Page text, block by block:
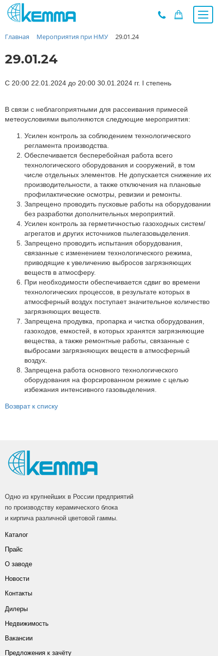
Каталог
О заводе
Новости
Дилеры
Недвижимость
Мероприятия при НМУ
Предложения к зачёту
Подбор
Вакансии
Сертификаты
Партнеры
Личный кабинет
Корзина
Избранное
Главная Мероприятия при НМУ 29.01.24
29.01.24
С 20:00 22.01.2024 до 20:00 30.01.2024 гг. I степень
В связи с неблагоприятными для рассеивания примесей
метеоусловиями выполняются следующие мероприятия:
Усилен контроль за соблюдением технологического
регламента производства.
Обеспечивается бесперебойная работа всего
технологического оборудования и сооружений, в том
числе отдельных элементов. Не допускается снижение их
производительности, а также отключения на плановые
профилактические осмотры, ревизии и ремонты.
Запрещено проводить пусковые работы на оборудовании
без разработки дополнительных мероприятий.
Усилен контроль за герметичностью газоходных систем/
агрегатов и других источников пылегазовыделения.
Запрещено проводить испытания оборудования,
связанные с изменением технологического режима,
приводящие к увеличению выбросов загрязняющих
веществ в атмосферу.
При необходимости обеспечивается сдвиг во времени
технологических процессов, в результате которых в
атмосферный воздух поступает значительное количество
загрязняющих веществ.
Запрещена продувка, пропарка и чистка оборудования,
газоходов, емкостей, в которых хранятся загрязняющие
вещества, а также ремонтные работы, связанные с
выбросами загрязняющих веществ в атмосферный
воздух.
Запрещена работа основного технологического
оборудования на форсированном режиме с целью
избежания интенсивного газовыделения.
Возврат к списку
Одно из крупнейших в России предприятий
по производству керамического блока
и кирпича различной цветовой гаммы.
Каталог
Прайс
О заводе
Новости
Контакты
Дилеры
Недвижимость
Вакансии
Предложения к зачёту